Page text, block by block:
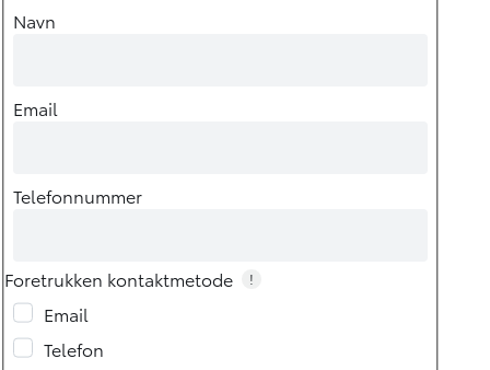
Navn
Email
Telefonnummer
Foretrukken kontaktmetode !
Email
Telefon